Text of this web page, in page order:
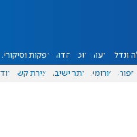
ונדל"ן דעות אוכל יהדות הפקות וסיקורים
ספורט פורומים אתר ישיבה יצירת קשר עוד